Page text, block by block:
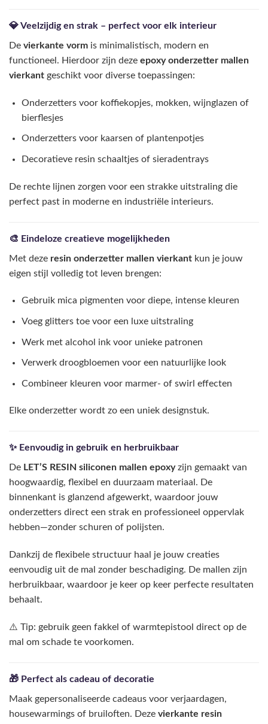
💎 Veelzijdig en strak – perfect voor elk interieur
De vierkante vorm is minimalistisch, modern en
functioneel. Hierdoor zijn deze epoxy onderzetter mallen
vierkant geschikt voor diverse toepassingen:
Onderzetters voor koffiekopjes, mokken, wijnglazen of
bierflesjes
Onderzetters voor kaarsen of plantenpotjes
Decoratieve resin schaaltjes of sieradentrays
De rechte lijnen zorgen voor een strakke uitstraling die
perfect past in moderne en industriële interieurs.
🎨 Eindeloze creatieve mogelijkheden
Met deze resin onderzetter mallen vierkant kun je jouw
eigen stijl volledig tot leven brengen:
Gebruik mica pigmenten voor diepe, intense kleuren
Voeg glitters toe voor een luxe uitstraling
Werk met alcohol ink voor unieke patronen
Verwerk droogbloemen voor een natuurlijke look
Combineer kleuren voor marmer- of swirl effecten
Elke onderzetter wordt zo een uniek designstuk.
✨ Eenvoudig in gebruik en herbruikbaar
De LET’S RESIN siliconen mallen epoxyzijn gemaakt van
hoogwaardig, flexibel en duurzaam materiaal. De
binnenkant is glanzend afgewerkt, waardoor jouw
onderzetters direct een strak en professioneel oppervlak
hebben—zonder schuren of polijsten.
Dankzij de flexibele structuur haal je jouw creaties
eenvoudig uit de mal zonder beschadiging. De mallen zijn
herbruikbaar, waardoor je keer op keer perfecte resultaten
behaalt.
⚠️ Tip: gebruik geen fakkel of warmtepistool direct op de
mal om schade te voorkomen.
🎁 Perfect als cadeau of decoratie
Maak gepersonaliseerde cadeaus voor verjaardagen,
housewarmings of bruiloften. Deze vierkante resin